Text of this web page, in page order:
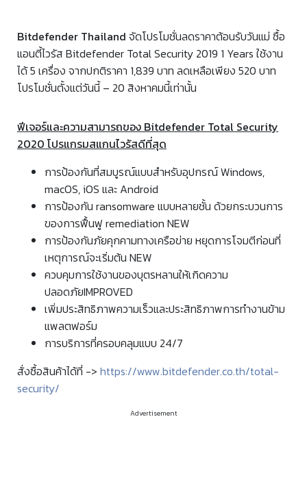
Bitdefender Thailand จัดโปรโมชั่นลดราคาต้อนรับวันแม่ ซื้อ
แอนตี้ไวรัส Bitdefender Total Security 2019 1 Years ใช้งาน
ได้ 5 เครื่อง จากปกติราคา 1,839 บาท ลดเหลือเพียง 520 บาท
โปรโมชั่นตั้งแต่วันนี้ – 20 สิงหาคมนี้เท่านั้น
ฟีเจอร์และความสามารถของ Bitdefender Total Security
2020 โปรแกรมสแกนไวรัสดีที่สุด
การป้องกันที่สมบูรณ์แบบสำหรับอุปกรณ์ Windows,
macOS, iOS และ Android
การป้องกัน ransomware แบบหลายชั้น ด้วยกระบวนการ
ของการฟื้นฟู remediation NEW
การป้องกันภัยคุกคามทางเครือข่าย หยุดการโจมตีก่อนที่
เหตุการณ์จะเริ่มต้น NEW
ควบคุมการใช้งานของบุตรหลานให้เกิดความ
ปลอดภัยIMPROVED
เพิ่มประสิทธิภาพความเร็วและประสิทธิภาพการทำงานข้าม
แพลตฟอร์ม
การบริการที่ครอบคลุมแบบ 24/7
สั่งซื้อสินค้าได้ที่ -> https://www.bitdefender.co.th/total-
security/
Advertisement